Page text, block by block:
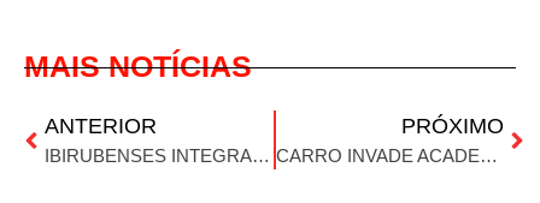
MAIS NOTÍCIAS
ANTERIOR
IBIRUBENSES INTEGRAM EQUIPE DE VOLUNTÁRIOS NO TRADICIONAL COSTELÃO DE CASCAVEL
PRÓXIMO
CARRO INVADE ACADEMIA LAIRA GUEDES